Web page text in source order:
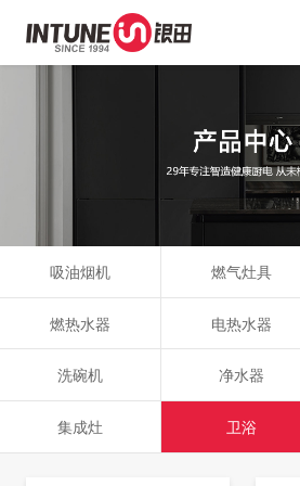
吸油烟机 燃气灶具
燃热水器 电热水器
洗碗机 净水器
集成灶 卫浴